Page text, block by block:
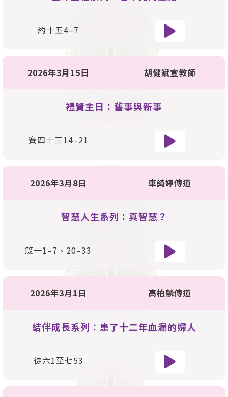
約十五4–7
2026年3月15日 胡健斌宣教師
禮賢主日：舊事與新事
賽四十三14–21
2026年3月8日 車綺婷傳道
智慧人生系列：真智慧？
箴一1–7 、 20–33
2026年3月1日 高柏麟傳道
結伴成長系列：患了十二年血漏的婦人
徒六1至七53